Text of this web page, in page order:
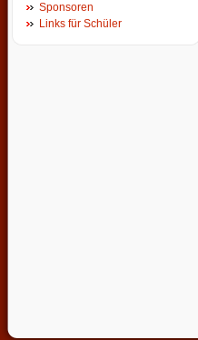
Sponsoren
Links für Schüler